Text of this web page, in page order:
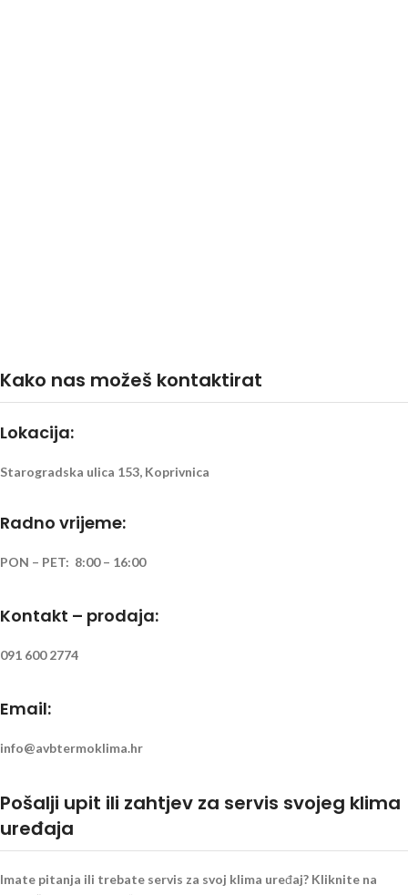
Kako nas možeš kontaktirat
Lokacija:
Starogradska ulica 153, Koprivnica
Radno vrijeme:
PON – PET: 8:00 – 16:00
Kontakt – prodaja:
091 600 2774
Email:
info@avbtermoklima.hr
Pošalji upit ili zahtjev za servis svojeg klima
uređaja
Imate pitanja ili trebate servis za svoj klima uređaj? Kliknite na